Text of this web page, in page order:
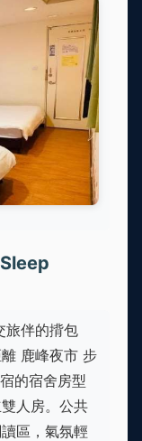
旅伴的揹包
鹿峰夜市 步
的宿舍房型
人房。公共
區，氣氛輕